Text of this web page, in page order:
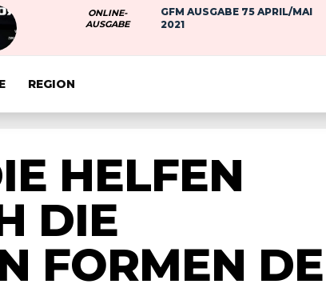
ONLINE-
AUSGABE
GFM AUSGABE 75 APRIL/MAI
2021
REGION
HELFEN
DIE
FORMEN